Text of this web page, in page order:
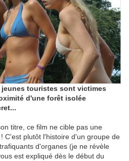
jeunes touristes sont victimes
d'une forêt isolée
titre, ce film ne cible pas une
C'est plutôt l'histoire d'un groupe de
d'organes (je ne révèle
est expliqué dès le début du